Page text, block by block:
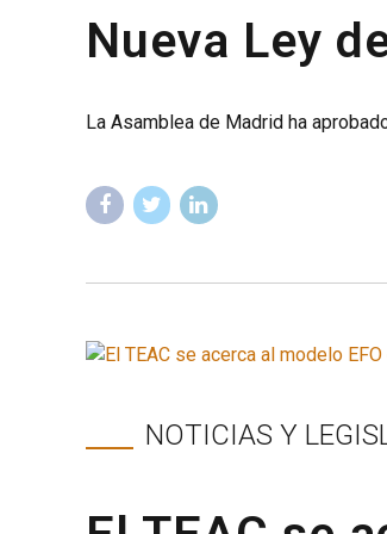
Nueva Ley
La Asamblea de Madrid ha
NOTICIAS Y